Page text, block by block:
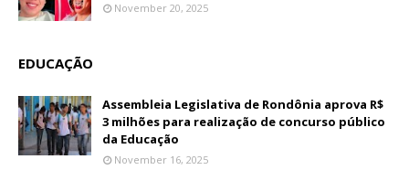
November 20, 2025
EDUCAÇÃO
Assembleia Legislativa de Rondônia aprova R$
3 milhões para realização de concurso público
da Educação
November 16, 2025